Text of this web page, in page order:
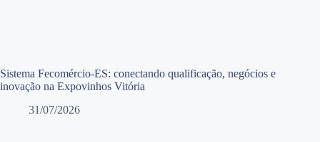
Sistema Fecomércio-ES: conectando qualificação, negócios e
inovação na Expovinhos Vitória
31/07/2026